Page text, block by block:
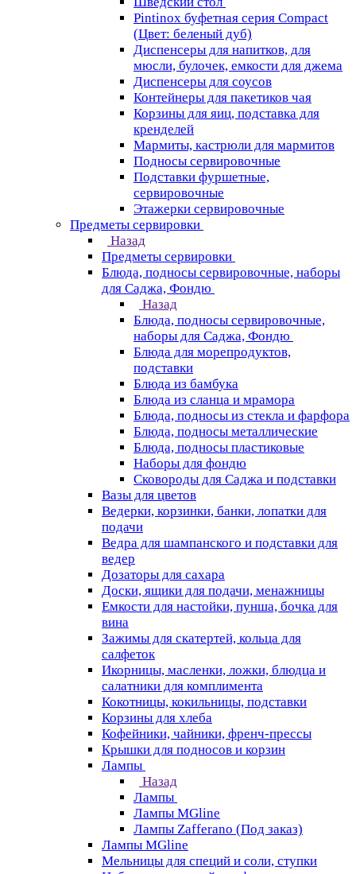
Pintinox буфетная серия Compact
(Цвет: беленый дуб)
Диспенсеры для напитков, для
мюсли, булочек, емкости для джема
Диспенсеры для соусов
Контейнеры для пакетиков чая
Корзины для яиц, подставка для
кренделей
Мармиты, кастрюли для мармитов
Подносы сервировочные
Подставки фуршетные,
сервировочные
Этажерки сервировочные
Предметы сервировки
Назад
Предметы сервировки
Блюда, подносы сервировочные, наборы
для Саджа, Фондю
Назад
Блюда, подносы сервировочные,
наборы для Саджа, Фондю
Блюда для морепродуктов,
подставки
Блюда из бамбука
Блюда из сланца и мрамора
Блюда, подносы из стекла и фарфора
Блюда, подносы металлические
Блюда, подносы пластиковые
Наборы для фондю
Сковороды для Саджа и подставки
Вазы для цветов
Ведерки, корзинки, банки, лопатки для
подачи
Ведра для шампанского и подставки для
ведер
Дозаторы для сахара
Доски, ящики для подачи, менажницы
Емкости для настойки, пунша, бочка для
вина
Зажимы для скатертей, кольца для
салфеток
Икорницы, масленки, ложки, блюдца и
салатники для комплимента
Кокотницы, кокильницы, подставки
Корзины для хлеба
Кофейники, чайники, френч-прессы
Крышки для подносов и корзин
Лампы
Назад
Лампы
Лампы MGline
Лампы Zafferano (Под заказ)
Лампы MGline
Мельницы для специй и соли, ступки